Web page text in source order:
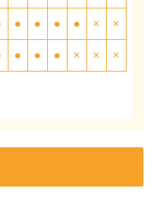
● ● ● ● × ×
● ● ● × × ×